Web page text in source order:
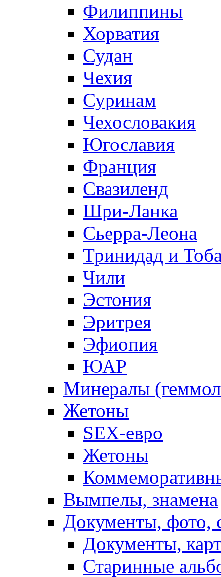
Филиппины
Хорватия
Судан
Чехия
Суринам
Чехословакия
Югославия
Франция
Свазиленд
Шри-Ланка
Сьерра-Леона
Тринидад и
Чили
Эстония
Эритрея
Эфиопия
ЮАР
Минералы
Жетоны
SEX-eвро
Жетоны
Вымпелы, знамена
Документы, фото,
Документы,
Старинные